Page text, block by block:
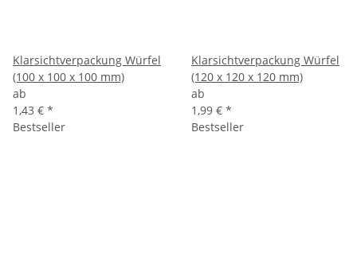
Klarsichtverpackung Würfel
(100 x 100 x 100 mm)
ab
1,43 € *
Klarsichtverpackung Würfel
(120 x 120 x 120 mm)
ab
1,99 € *
Bestseller
Bestseller